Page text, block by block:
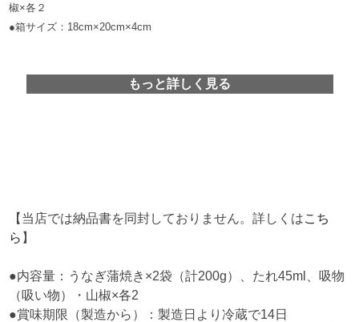
椒×各２
●箱サイズ：18cm×20cm×4cm
もっと詳しく見る
【当店では納品書を同封しておりません。詳しくはこち
ら 】
●内容量：うなぎ蒲焼き×2袋（計200g）、たれ45ml、吸物
（吸い物）・山椒×各2
●賞味期限（製造から）：製造日より冷蔵で14日